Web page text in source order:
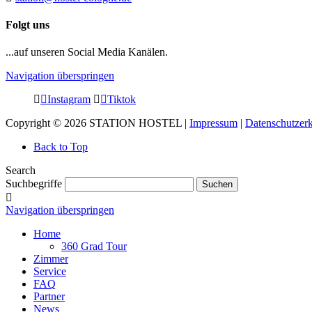
Folgt uns
...auf unseren Social Media Kanälen.
Navigation überspringen
Instagram
Tiktok
Copyright © 2026 STATION HOSTEL | Impressum |
Back to Top
Search
Suchbegriffe
Suchen
Navigation überspringen
Home
360 Grad Tour
Zimmer
Service
FAQ
Partner
News